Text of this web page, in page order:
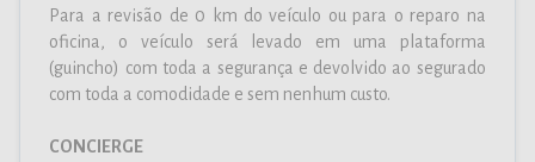
Para a revisão de 0 km do veículo ou para o reparo na
oficina, o veículo será levado em uma plataforma
(guincho) com toda a segurança e devolvido ao segurado
com toda a comodidade e sem nenhum custo.
CONCIERGE